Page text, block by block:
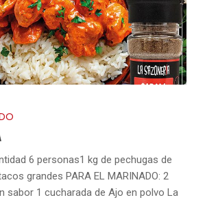
6 personas1 kg de pechugas de
grandes PARA EL MARINADO: 2
sabor 1 cucharada de Ajo en polvo La